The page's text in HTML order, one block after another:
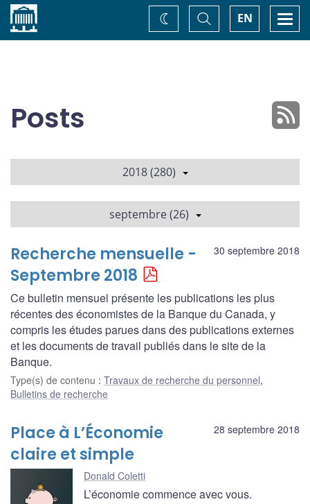
Accueil EN
Basculer
la
recherche
Changez
de
Posts
2018 (280)
septembre (26)
30 septembre 2018
Recherche mensuelle -
Septembre 2018
Ce bulletin mensuel présente les publications les plus
récentes des économistes de la Banque du Canada, y
compris les études parues dans des publications externes
et les documents de travail publiés dans le site de la
Banque.
Type(s) de contenu : Travaux de recherche du personnel,
Bulletins de recherche
28 septembre 2018
Place à L’Économie
claire et simple
Donald Coletti
L’économie commence avec vous.